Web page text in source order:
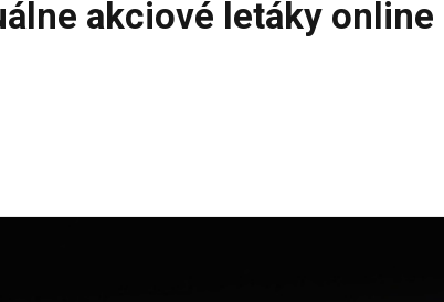
akciové letáky online